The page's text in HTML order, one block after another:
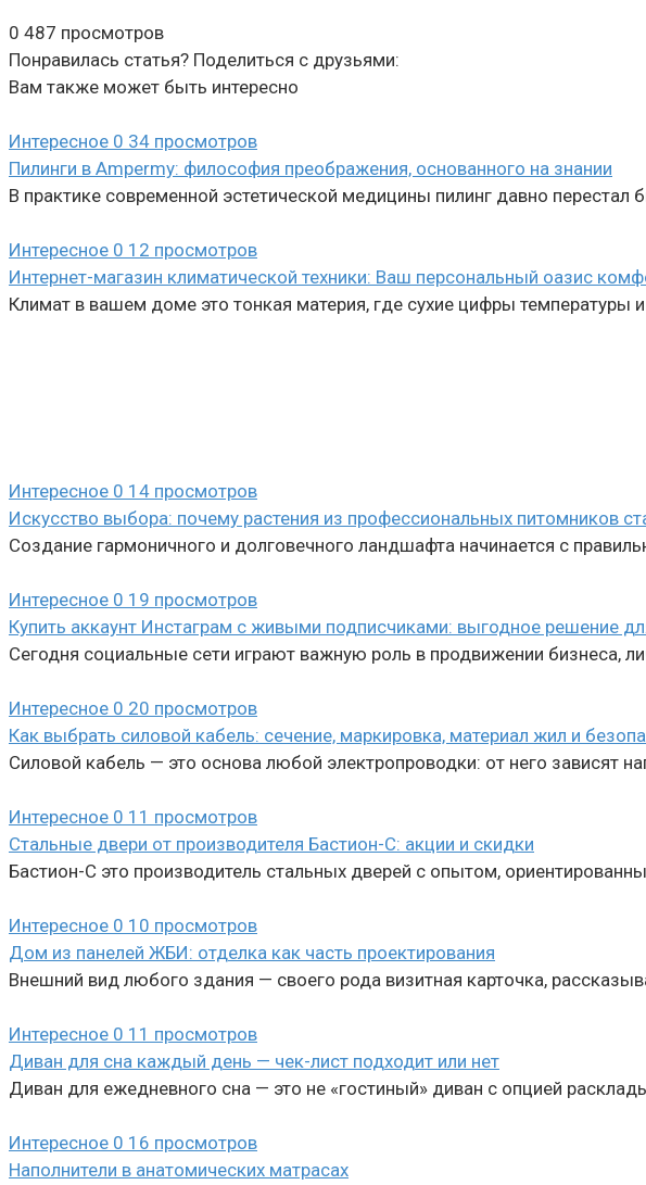
0 487 просмотров
Понравилась статья? Поделиться с друзьями:
Вам также может быть интересно
Интересное 0 34 просмотров
Пилинги в Ampermy: философия преображения, основанного на знании
В практике современной эстетической медицины пилинг давно
Интересное 0 12 просмотров
Интернет-магазин климатической техники: Ваш персональный оазис
Климат в вашем доме это тонкая материя, где сухие цифры температуры
Интересное 0 14 просмотров
Искусство выбора: почему растения из профессиональных питомников
Создание гармоничного и долговечного ландшафта начинается с
Интересное 0 19 просмотров
Купить аккаунт Инстаграм с живыми подписчиками: выгодное решение
Сегодня социальные сети играют важную роль в продвижении бизнеса,
Интересное 0 20 просмотров
Как выбрать силовой кабель: сечение, маркировка, материал жил и
Силовой кабель — это основа любой электропроводки: от него зависят
Интересное 0 11 просмотров
Стальные двери от производителя Бастион-С: акции и скидки
Бастион-С это производитель стальных дверей с опытом,
Интересное 0 10 просмотров
Дом из панелей ЖБИ: отделка как часть проектирования
Внешний вид любого здания — своего рода визитная карточка,
Интересное 0 11 просмотров
Диван для сна каждый день — чек-лист подходит или нет
Диван для ежедневного сна — это не «гостиный» диван с опцией
Интересное 0 16 просмотров
Наполнители в анатомических матрасах